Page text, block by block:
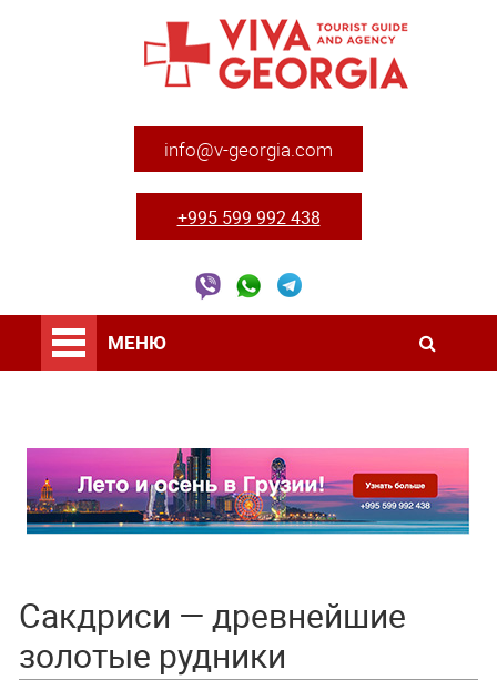
info@v-georgia.com
+995 599 992 438
МЕНЮ
Сакдриси — древнейшие
золотые рудники